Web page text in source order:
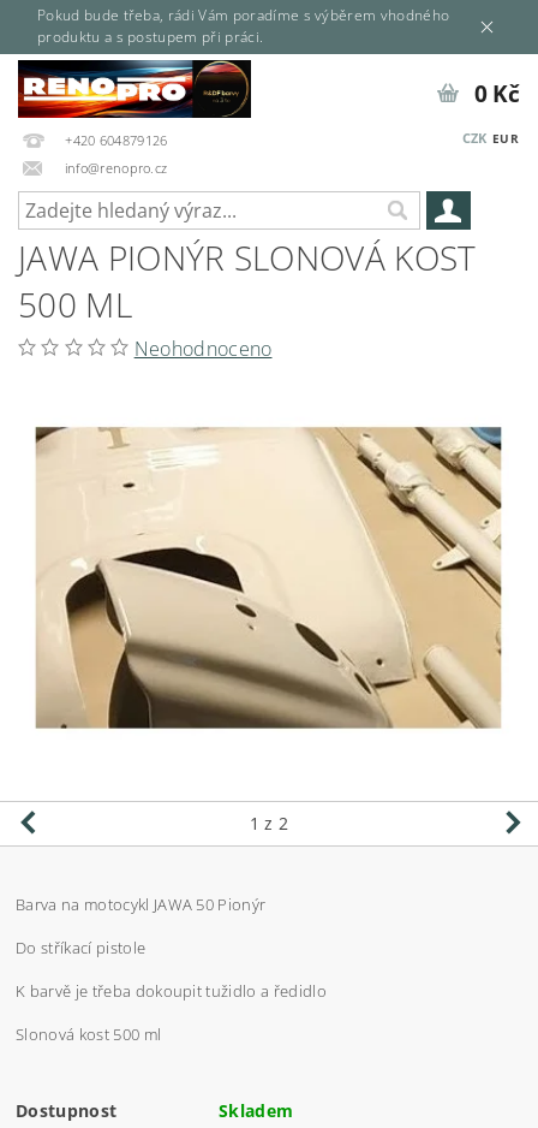
Pokud bude třeba, rádi Vám poradíme s výběrem vhodného
produktu a s postupem při práci.
+420 604879126
info@renopro.cz
CZK EUR
0 Kč
JAWA PIONÝR SLONOVÁ KOST
500 ML
Neohodnoceno
1 z 2
Barva na motocykl JAWA 50 Pionýr
Do stříkací pistole
K barvě je třeba dokoupit tužidlo a ředidlo
Slonová kost 500 ml
Dostupnost Skladem